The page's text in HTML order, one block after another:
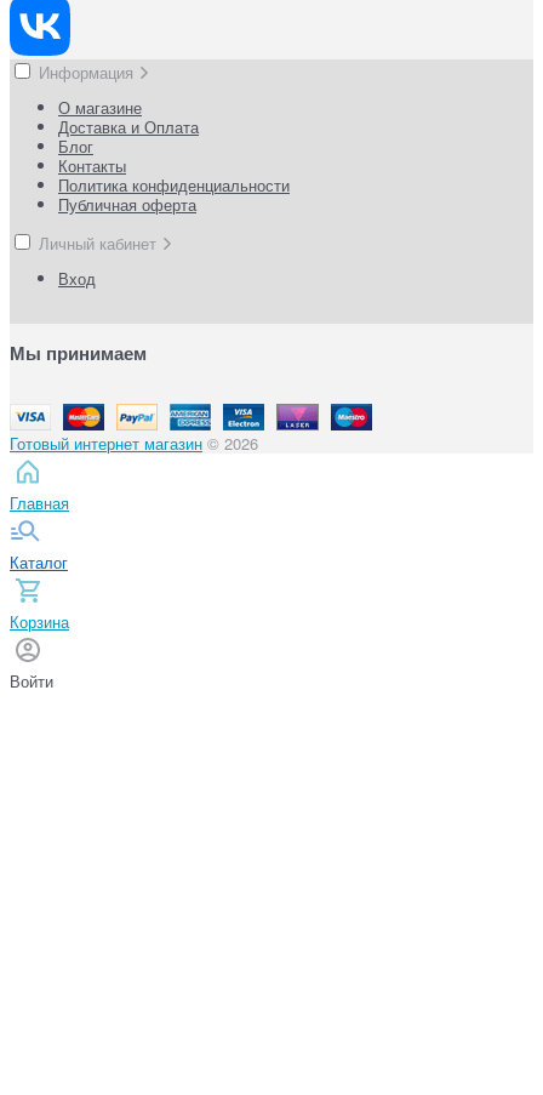
Информация
О магазине
Доставка и Оплата
Блог
Контакты
Политика конфиденциальности
Публичная оферта
Личный кабинет
Вход
Мы принимаем
Готовый интернет магазин © 2026
Главная
Каталог
Корзина
Войти